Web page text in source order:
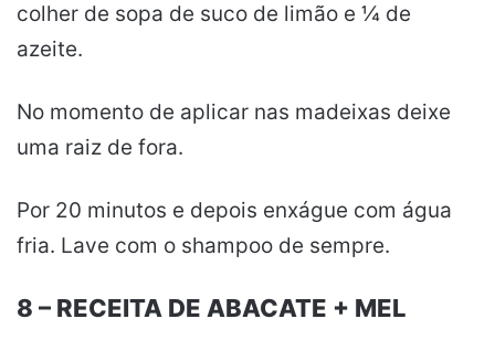
colher de sopa de suco de limão e ¼ de
azeite.
No momento de aplicar nas madeixas deixe
uma raiz de fora.
Por 20 minutos e depois enxágue com água
fria. Lave com o shampoo de sempre.
8 – RECEITA DE ABACATE + MEL